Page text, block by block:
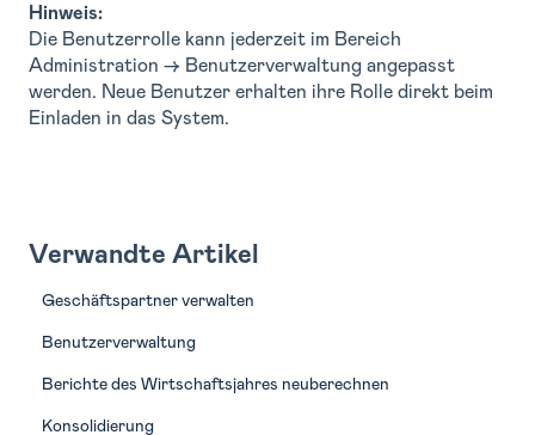
Hinweis:
Die Benutzerrolle kann jederzeit im Bereich
Administration → Benutzerverwaltung angepasst
werden. Neue Benutzer erhalten ihre Rolle direkt beim
Einladen in das System.
Verwandte Artikel
Geschäftspartner verwalten
Benutzerverwaltung
Berichte des Wirtschaftsjahres neuberechnen
Konsolidierung